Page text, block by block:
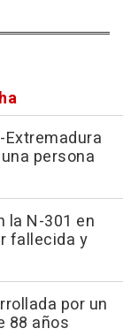
persona
la N-301 en
fallecida y
por un
88 años